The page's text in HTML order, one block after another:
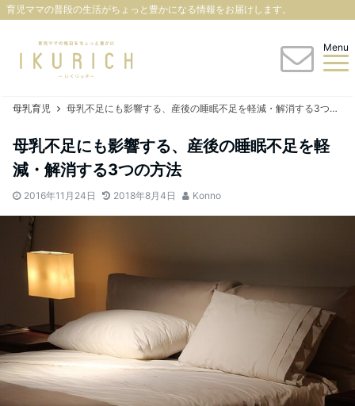
育児ママの普段の生活がちょっと豊かになる情報をお届けします。
Menu
母乳育児 母乳不足にも影響する、産後の睡眠不足を軽減・解消する3つの方法
母乳不足にも影響する、産後の睡眠不足を軽
減・解消する3つの方法
2016年11月24日 2018年8月4日 Konno